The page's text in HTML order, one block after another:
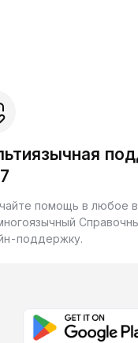
помощь в любое
поддержку.